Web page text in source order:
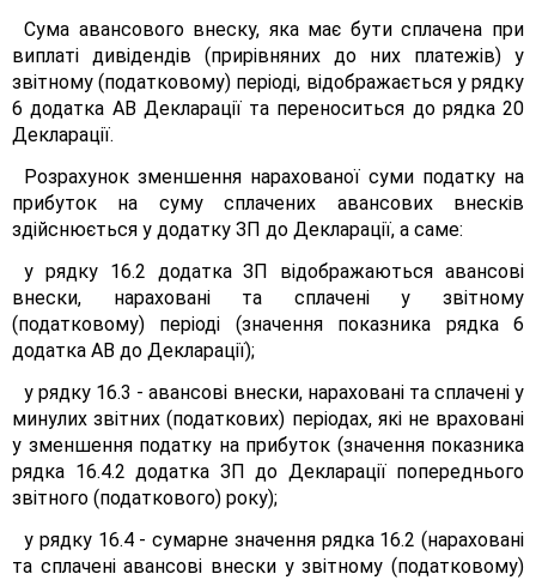
Сума авансового внеску, яка має бути сплачена при
виплаті дивідендів (прирівняних до них платежів) у
звітному (податковому) періоді, відображається у рядку
6 додатка АВ Декларації та переноситься до рядка 20
Декларації.
Розрахунок зменшення нарахованої суми податку на
прибуток на суму сплачених авансових внесків
здійснюється у додатку ЗП до Декларації, а саме:
у рядку 16.2 додатка ЗП відображаються авансові
внески, нараховані та сплачені у звітному
(податковому) періоді (значення показника рядка 6
додатка АВ до Декларації);
у рядку 16.3 - авансові внески, нараховані та сплачені у
минулих звітних (податкових) періодах, які не враховані
у зменшення податку на прибуток (значення показника
рядка 16.4.2 додатка ЗП до Декларації попереднього
звітного (податкового) року);
у рядку 16.4 - сумарне значення рядка 16.2 (нараховані
та сплачені авансові внески у звітному (податковому)